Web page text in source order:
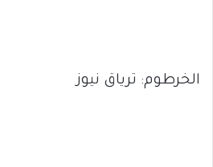
الخرطوم: ترياق نيوز